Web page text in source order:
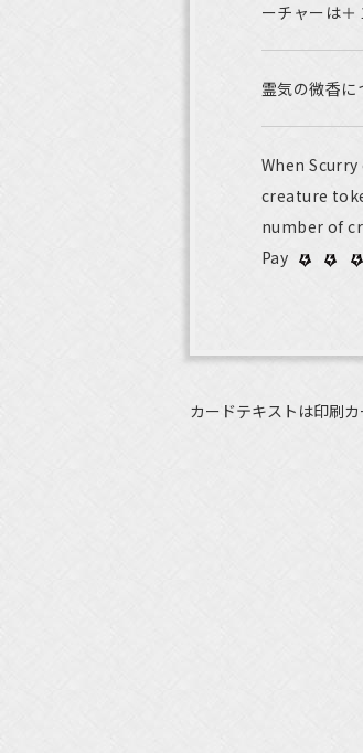
ーチャーは＋
霊気の微香に
When
creature
number of
Pay
カードテキストは印刷